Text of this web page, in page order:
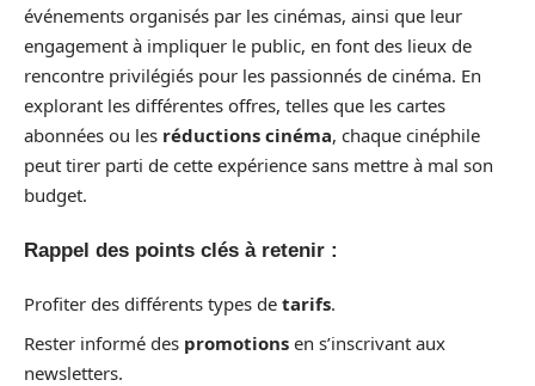
événements organisés par les cinémas, ainsi que leur
engagement à impliquer le public, en font des lieux de
rencontre privilégiés pour les passionnés de cinéma. En
explorant les différentes offres, telles que les cartes
abonnées ou les réductions cinéma, chaque cinéphile
peut tirer parti de cette expérience sans mettre à mal son
budget.
Rappel des points clés à retenir :
Profiter des différents types de tarifs.
Rester informé des promotions en s’inscrivant aux
newsletters.